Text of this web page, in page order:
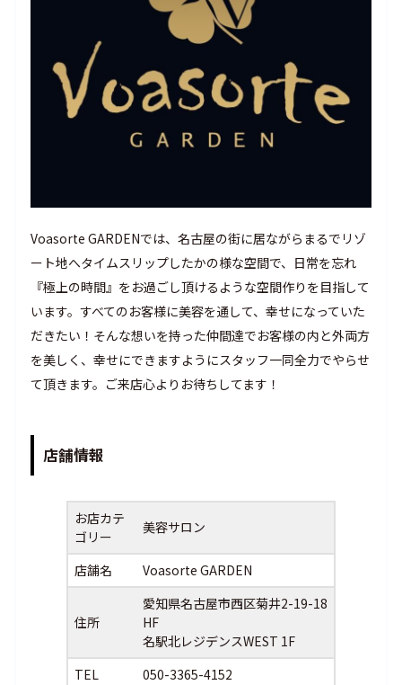
Voasorte GARDENでは、名古屋の街に居ながらまるでリゾ
ート地へタイムスリップしたかの様な空間で、日常を忘れ
『極上の時間』をお過ごし頂けるような空間作りを目指して
います。すべてのお客様に美容を通して、幸せになっていた
だきたい！そんな想いを持った仲間達でお客様の内と外両方
を美しく、幸せにできますようにスタッフ一同全力でやらせ
て頂きます。ご来店心よりお待ちしてます！
店舗情報
お店カテ
ゴリー
美容サロン
店舗名 Voasorte GARDEN
住所
愛知県名古屋市西区菊井2-19-18
HF
名駅北レジデンスWEST 1F
TEL
050-3365-4152